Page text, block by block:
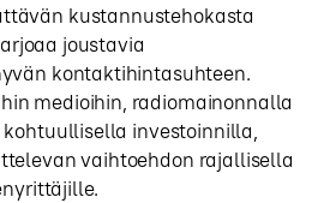
kustannustehokasta
joustavia
kontaktihintasuhteen.
medioihin, radiomainonnalla
investoinnilla,
vaihtoehdon rajallisella